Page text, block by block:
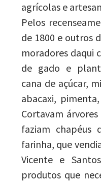
agrícolas e
Pelos
de 1800 e outros
moradores daqui
de gado e
cana de açúcar,
abacaxi,
Cortavam
faziam chapéus
farinha, que
Vicente e
produtos que